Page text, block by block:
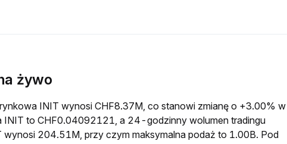
żywo
INIT wynosi CHF8.37M, co stanowi zmianę o +3.00% w
INIT to CHF0.04092121, a 24-godzinny wolumen tradingu
204.51M, przy czym maksymalna podaż to 1.00B. Pod